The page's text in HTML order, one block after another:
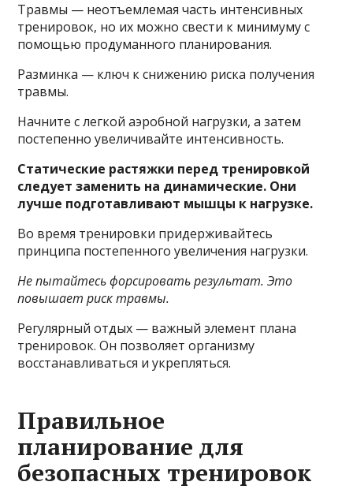
Травмы — неотъемлемая часть интенсивных
тренировок, но их можно свести к минимуму с
помощью продуманного планирования.
Разминка — ключ к снижению риска получения
травмы.
Начните с легкой аэробной нагрузки, а затем
постепенно увеличивайте интенсивность.
Статические растяжки перед тренировкой
следует заменить на динамические. Они
лучше подготавливают мышцы к нагрузке.
Во время тренировки придерживайтесь
принципа постепенного увеличения нагрузки.
Не пытайтесь форсировать результат. Это
повышает риск травмы.
Регулярный отдых — важный элемент плана
тренировок. Он позволяет организму
восстанавливаться и укрепляться.
Правильное
планирование для
безопасных тренировок